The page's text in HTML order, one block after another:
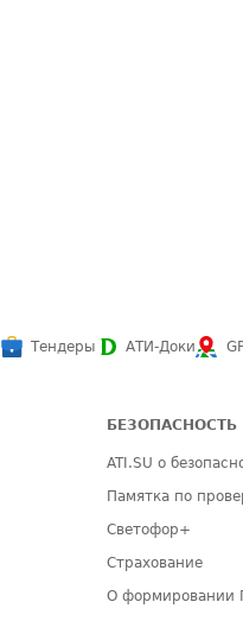
Тендеры АТИ-Доки
БЕЗОПАСНОСТЬ
ATI.SU о
Памятка по
Светофор+
Страхование
О формировании